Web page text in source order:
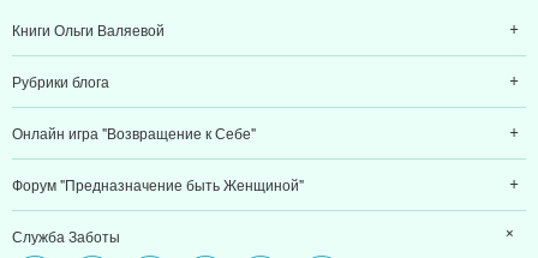
Книги Ольги Валяевой
Рубрики блога
Онлайн игра "Возвращение к Себе"
Форум "Предназначение быть Женщиной"
Служба Заботы